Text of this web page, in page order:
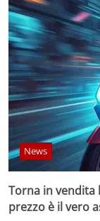
News
Torna in vendita
prezzo è il vero